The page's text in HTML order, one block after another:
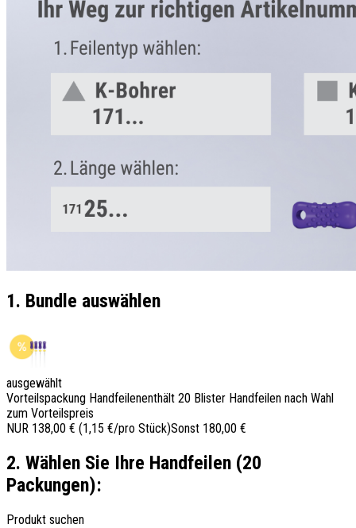
1. Bundle auswählen
ausgewählt
Vorteilspackung Handfeilenenthält 20 Blister Handfeilen nach Wahl
zum Vorteilspreis
NUR 138,00 € (1,15 €/pro Stück)Sonst 180,00 €
2. Wählen Sie Ihre Handfeilen (20
Packungen):
Produkt suchen